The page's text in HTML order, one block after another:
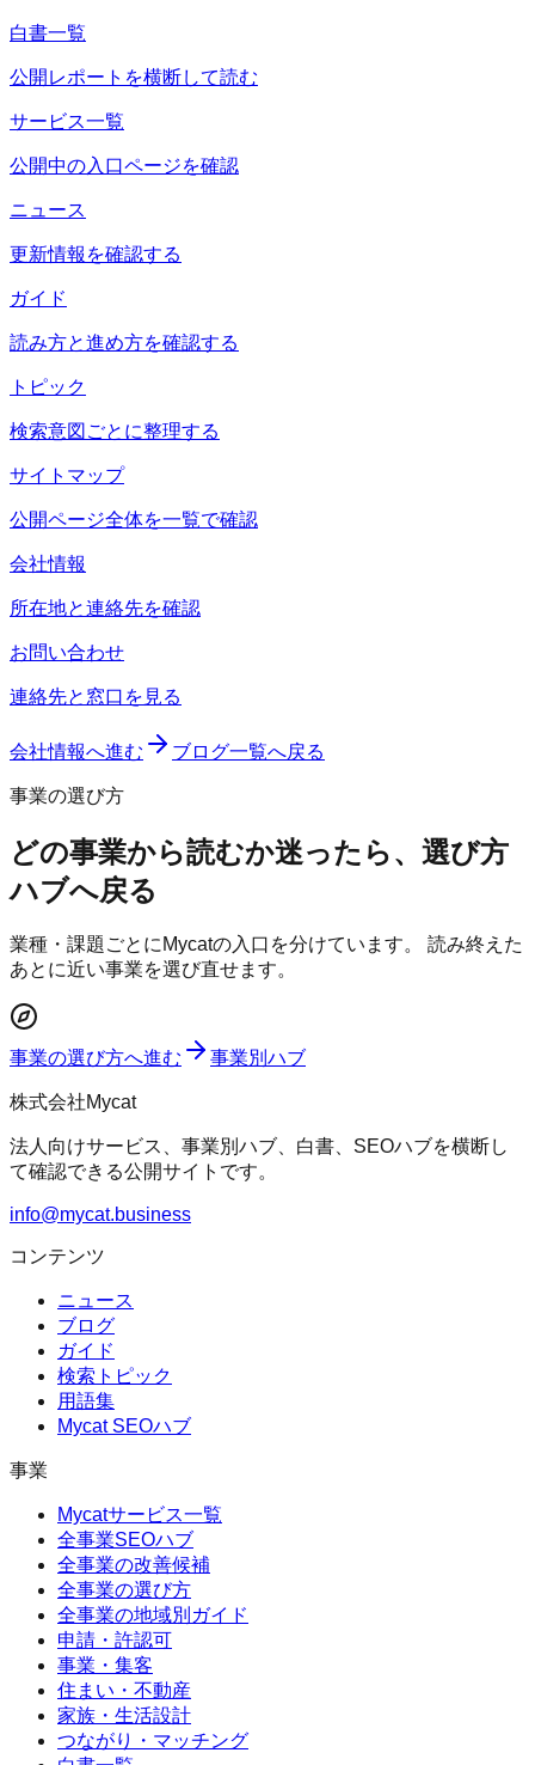
白書一覧
公開レポートを横断して読む
サービス一覧
公開中の入口ページを確認
ニュース
更新情報を確認する
ガイド
読み方と進め方を確認する
トピック
検索意図ごとに整理する
サイトマップ
公開ページ全体を一覧で確認
会社情報
所在地と連絡先を確認
お問い合わせ
連絡先と窓口を見る
会社情報へ進む ブログ一覧へ戻る
事業の選び方
どの事業から読むか迷ったら、選び方
ハブへ戻る
業種・課題ごとにMycatの入口を分けています。 読み終えた
あとに近い事業を選び直せます。
事業の選び方へ進む 事業別ハブ
株式会社Mycat
法人向けサービス、事業別ハブ、白書、SEOハブを横断し
て確認できる公開サイトです。
info@mycat.business
コンテンツ
ニュース
ブログ
ガイド
検索トピック
用語集
Mycat SEOハブ
事業
Mycatサービス一覧
全事業SEOハブ
全事業の改善候補
全事業の選び方
全事業の地域別ガイド
申請・許認可
事業・集客
住まい・不動産
家族・生活設計
つながり・マッチング